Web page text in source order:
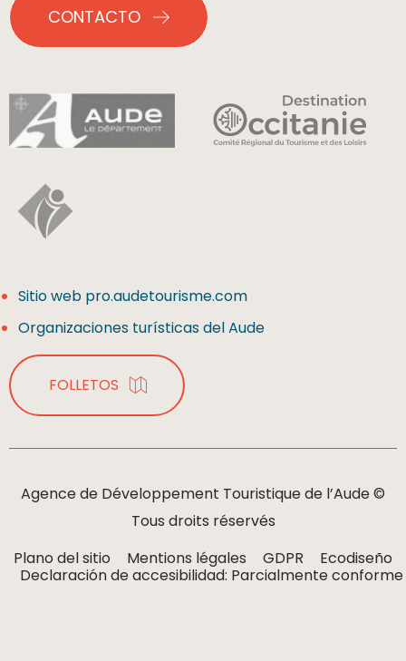
CONTACTO
Sitio web pro.audetourisme.com
Organizaciones turísticas del Aude
FOLLETOS
Agence de Développement Touristique de l’Aude ©
Tous droits réservés
Plano del sitio
Mentions légales GDPR
Ecodiseño
Declaración de accesibilidad: Parcialmente conforme